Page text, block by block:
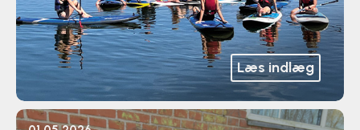
Læs indlæg